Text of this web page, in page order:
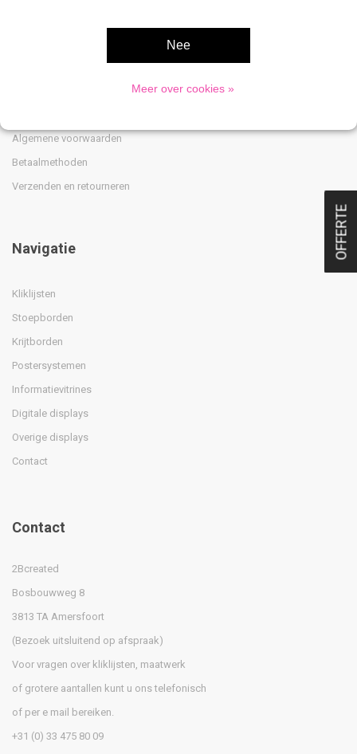
Algemene voorwaarden
Betaalmethoden
Verzenden en retourneren
Navigatie
Kliklijsten
Stoepborden
Krijtborden
Postersystemen
Informatievitrines
Digitale displays
Overige displays
Contact
Contact
2Bcreated
Bosbouwweg 8
3813 TA Amersfoort
(Bezoek uitsluitend op afspraak)
Voor vragen over kliklijsten, maatwerk
of grotere aantallen kunt u ons telefonisch
of per e mail bereiken.
+31 (0) 33 475 80 09
OFFERTE
Nee
Meer over cookies »